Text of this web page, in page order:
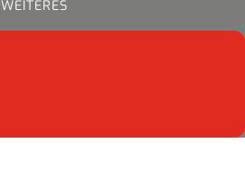
WEITERES